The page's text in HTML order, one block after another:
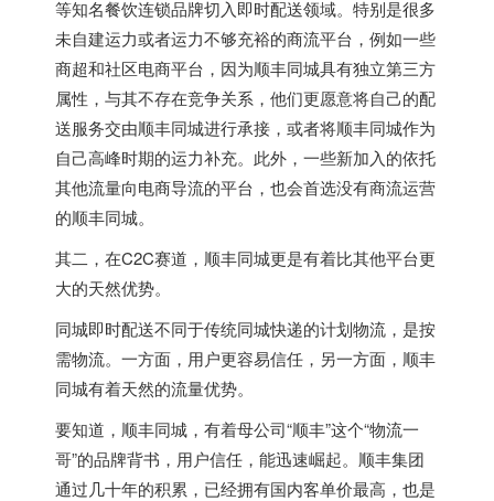
等知名餐饮连锁品牌切入即时配送领域。特别是很多
未自建运力或者运力不够充裕的商流平台，例如一些
商超和社区电商平台，因为顺丰同城具有独立第三方
属性，与其不存在竞争关系，他们更愿意将自己的配
送服务交由顺丰同城进行承接，或者将顺丰同城作为
自己高峰时期的运力补充。此外，一些新加入的依托
其他流量向电商导流的平台，也会首选没有商流运营
的顺丰同城。
其二，在C2C赛道，顺丰同城更是有着比其他平台更
大的天然优势。
同城即时配送不同于传统同城快递的计划物流，是按
需物流。一方面，用户更容易信任，另一方面，顺丰
同城有着天然的流量优势。
要知道，顺丰同城，有着母公司“顺丰”这个“物流一
哥”的品牌背书，用户信任，能迅速崛起。顺丰集团
通过几十年的积累，已经拥有国内客单价最高，也是